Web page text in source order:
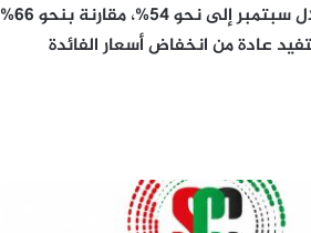
كما أظهرت توقعات الأسواق تراجع احتمالات رفع أسعار الفائدة الأمريكية خلال سبتمبر إلى نحو 54%، مقارنة بنحو 66%
عادة من انخفاض أسعار الفائدة